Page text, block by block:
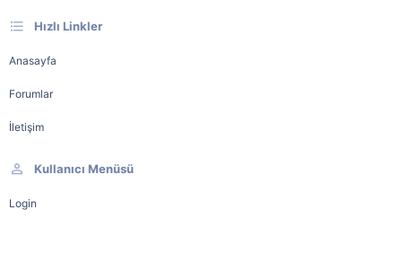
Hızlı Linkler
Anasayfa
Forumlar
İletişim
Kullanıcı Menüsü
Login